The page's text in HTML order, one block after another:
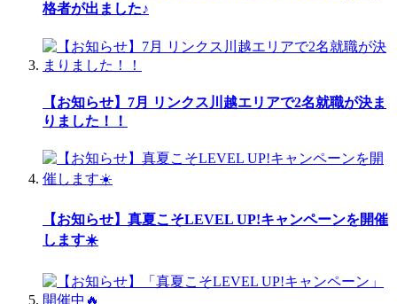
格者が出ました♪
【お知らせ】7月 リンクス川越エリアで2名就職が決ま
りました！！
【お知らせ】真夏こそLEVEL UP!キャンペーンを開催
します☀️